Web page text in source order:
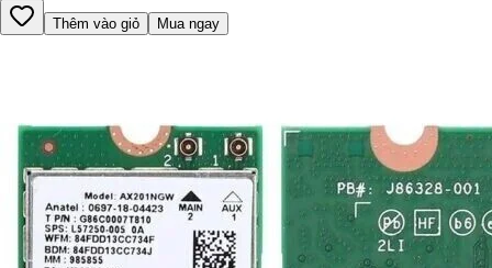
Thêm vào giỏ Mua ngay